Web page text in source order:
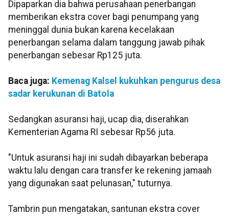
Dipaparkan dia bahwa perusahaan penerbangan
memberikan ekstra cover bagi penumpang yang
meninggal dunia bukan karena kecelakaan
penerbangan selama dalam tanggung jawab pihak
penerbangan sebesar Rp125 juta.
Baca juga: Kemenag Kalsel kukuhkan pengurus desa
sadar kerukunan di Batola
Sedangkan asuransi haji, ucap dia, diserahkan
Kementerian Agama RI sebesar Rp56 juta.
"Untuk asuransi haji ini sudah dibayarkan beberapa
waktu lalu dengan cara transfer ke rekening jamaah
yang digunakan saat pelunasan," tuturnya.
Tambrin pun mengatakan, santunan ekstra cover